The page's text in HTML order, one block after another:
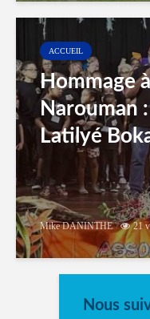
ACCUEIL
Hommage
Narouman
Latilyé
Mike DANINTHE 21
Nous